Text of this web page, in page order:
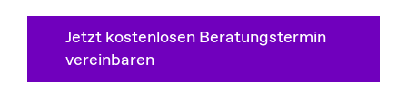
Jetzt kostenlosen Beratungstermin
vereinbaren